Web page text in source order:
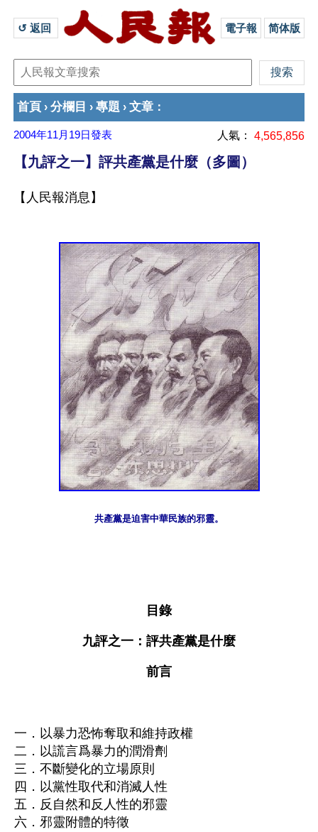
↺ 返回 電子報 简体版
首頁 › 分欄目 › 專題 › 文章 ：
2004年11月19日發表 人氣： 4,565,856
【九評之一】評共產黨是什麼（多圖）
【人民報消息】
共產黨是迫害中華民族的邪靈。
目錄
九評之一：評共產黨是什麼
前言
一．以暴力恐怖奪取和維持政權
二．以謊言爲暴力的潤滑劑
三．不斷變化的立場原則
四．以黨性取代和消滅人性
五．反自然和反人性的邪靈
六．邪靈附體的特徵